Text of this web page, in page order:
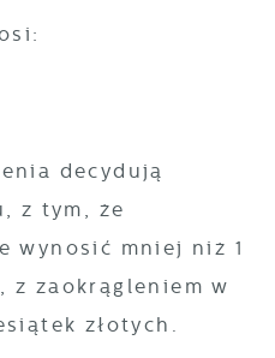
wynosi:
decydują
z tym, że
wynosić mniej niż 1
z zaokrągleniem w
złotych.